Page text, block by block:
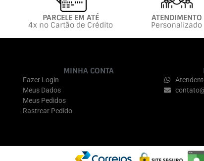
PARCELE EM ATÉ
4x no Cartão de Crédito
ATENDIMENTO
Personalizado
MINHA CONTA
Fazer Login
Meus Dados
Meus Pedidos
Rastrear Pedido